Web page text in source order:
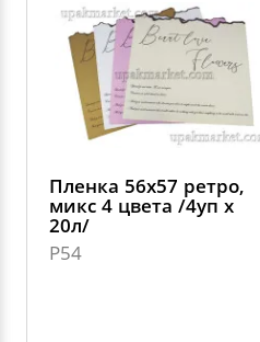
Пленка 56х57 ретро,
микс 4 цвета /4уп х
20л/
P54